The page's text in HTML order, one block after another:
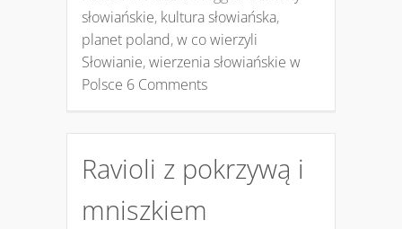
słowiańskie, kultura słowiańska,
planet poland,w co wierzyli
Słowianie,wierzenia słowiańskie w
Polsce 6 Comments
Ravioli z pokrzywą i
mniszkiem